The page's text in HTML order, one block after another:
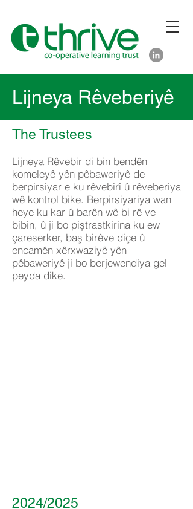
Lijneya Rêveberiyê
The Trustees
Lijneya Rêvebir di bin bendên
komeleyê yên pêbaweriyê de
berpirsiyar e ku rêvebirî û rêveberiya
wê kontrol bike. Berpirsiyariya wan
heye ku kar û barên wê bi rê ve
bibin, û ji bo piştrastkirina ku ew
çareserker, baş birêve diçe û
encamên xêrxwaziyê yên
pêbaweriyê ji bo berjewendiya gel
peyda dike.
2024/2025